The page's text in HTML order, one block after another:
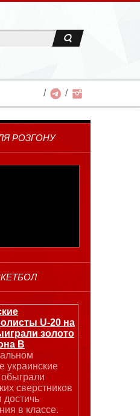
РОЗГОНУ
U-20 на
золото
В
украинские
сверстников
достичь
в классе.